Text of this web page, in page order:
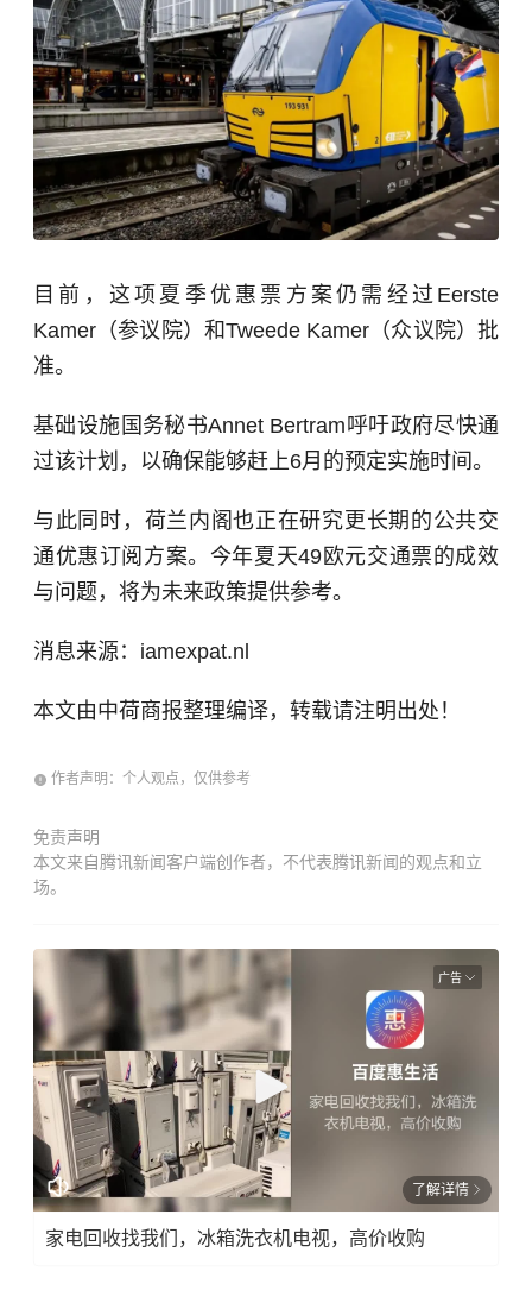
目前，这项夏季优惠票方案仍需经过Eerste
Kamer（参议院）和Tweede Kamer（众议院）批
准。
基础设施国务秘书Annet Bertram呼吁政府尽快通
过该计划，以确保能够赶上6月的预定实施时间。
与此同时，荷兰内阁也正在研究更长期的公共交
通优惠订阅方案。今年夏天49欧元交通票的成效
与问题，将为未来政策提供参考。
消息来源：iamexpat.nl
本文由中荷商报整理编译，转载请注明出处！
作者声明：个人观点，仅供参考
免责声明
本文来自腾讯新闻客户端创作者，不代表腾讯新闻的观点和立
场。
广告
了解详情
家电回收找我们，冰箱洗衣机电视，高价收购